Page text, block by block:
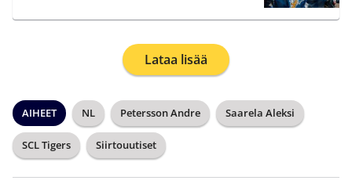
Lataa lisää
AIHEET NL Petersson Andre Saarela Aleksi
SCL Tigers Siirtouutiset